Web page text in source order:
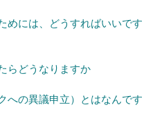
めには、どうすればいいです
らどうなりますか
への異議申立）とはなんです